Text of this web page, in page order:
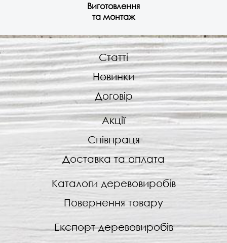
Виготовлення
та монтаж
Статті
Новинки
Договір
Акції
Співпраця
Доставка та оплата
Каталоги деревовиробів
Повернення товару
Експорт деревовиробів